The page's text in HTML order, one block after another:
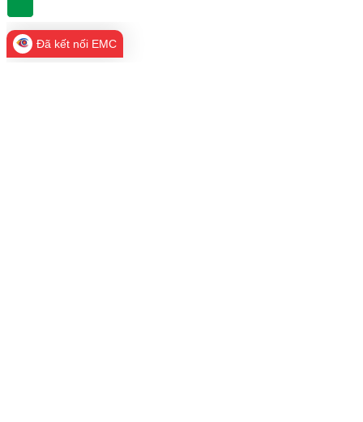
Đã kết nối EMC